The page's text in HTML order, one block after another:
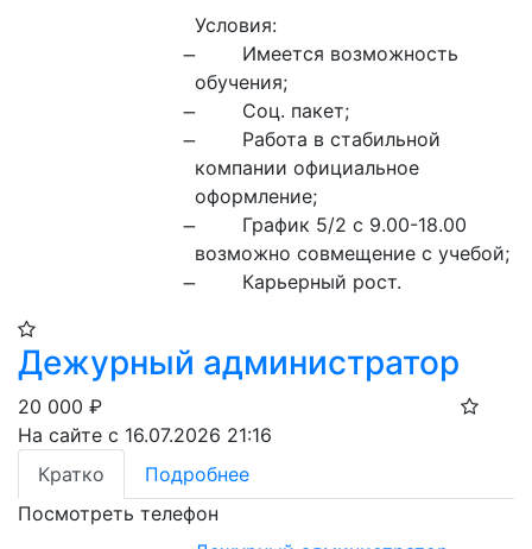
Условия:
̶	Имеется возможность
обучения;
̶	Соц. пакет;
̶	Работа в стабильной
компании официальное
оформление;
̶	График 5/2 с 9.00-18.00
возможно совмещение с учебой;
̶	Карьерный рост.
Дежурный администратор
20 000 ₽
На сайте с 16.07.2026 21:16
Кратко
Подробнее
Посмотреть телефон